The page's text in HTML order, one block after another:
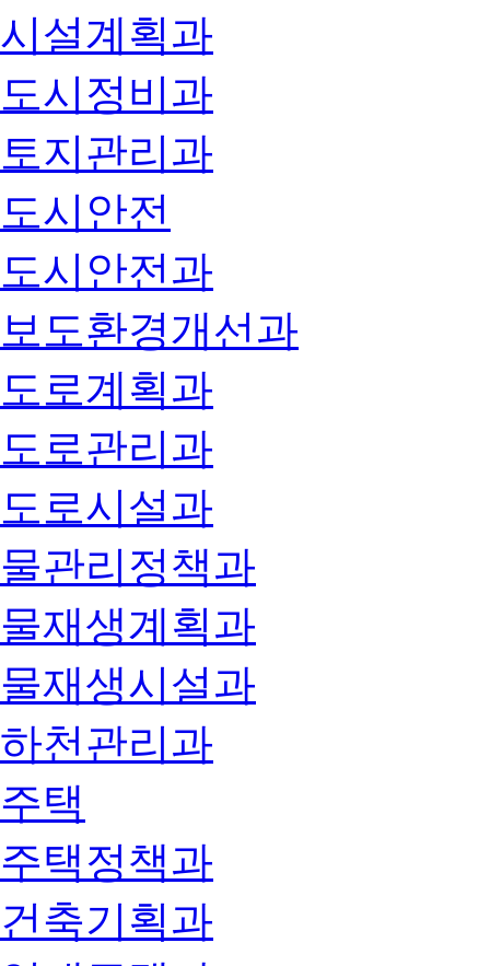
시설계획과
도시정비과
토지관리과
도시안전
도시안전과
보도환경개선과
도로계획과
도로관리과
도로시설과
물관리정책과
물재생계획과
물재생시설과
하천관리과
주택
주택정책과
건축기획과